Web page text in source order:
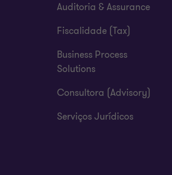
Auditoria & Assurance
Fiscalidade (Tax)
Business Process
Solutions
Consultora (Advisory)
Serviços Jurídicos